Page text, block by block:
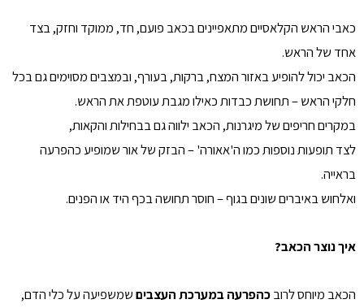
כאבי הראש הקלאסיים מתאפיינים בכאב פועם, חד, ממוקד וחזק, בצד
אחד של הראש.
הכאב יכול להופיע באזור המצח, ברקות, בעורף, ובמצבים מסוימים גם בכל
חלקי הראש – תחושת כבדות כאילו מגבת עוטפת את הראש.
במקרים חריפים של מיגרנות, הכאב ילווה גם בבחילות והקאות,
לצד תופעות נוספות כמו ה'אאורה' – הבזק של אור שמופיע כהפרעה
בראייה.
ואלחוש באיברים שונים בגוף – חוסר תחושה בכף היד או הפנים.
איך נוצר הכאב?
הכאב מיוחס לרובכהפרעה במערכת העצביםשמשפיעה על כלי הדם,